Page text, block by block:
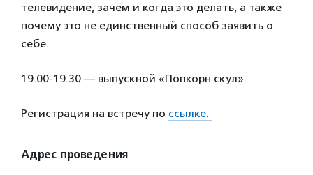
телевидение, зачем и когда это делать, а также
почему это не единственный способ заявить о
себе.
19.00-19.30 — выпускной «Попкорн скул».
Регистрация на встречу по ссылке.
Адрес проведения